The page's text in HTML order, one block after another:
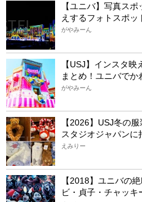
【ユニバ】写真ス
えするフォトスポ
がやみーん
【USJ】インスタ
まとめ！ユニバでか
がやみーん
【2026】USJ冬の
スタジオジャパン
えみりー
【2018】ユニバの
ビ・貞子・チャッ